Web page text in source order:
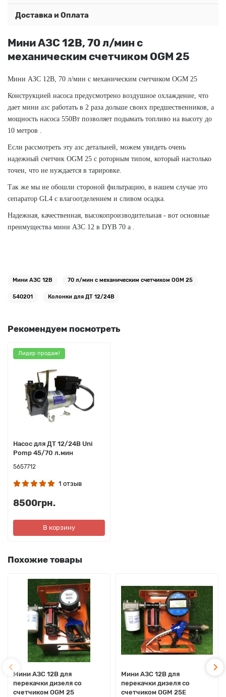
Доставка и Оплата
Мини АЗС 12В, 70 л/мин с
механическим счетчиком OGM 25
Мини АЗС 12В, 70 л/мин с механическим счетчиком OGM 25
Конструкцией насоса предусмотрено воздушное охлаждение, что
дает мини азс работать в 2 раза дольше своих предшественников, а
мощность насоса 550Вт позволяет подымать топливо на высоту до
10 метров .
Если рассмотреть эту азс детальней, можем увидеть очень
надежный счетчик OGM 25 c роторным типом, который настолько
точен, что не нуждается в тарировке.
Так же мы не обошли стороной фильтрацию, в нашем случае это
сепаратор GL4 с влагоотделением и сливом осадка.
Надежная, качественная, высокопроизводительная - вот основные
преимущества мини АЗС 12 в DYB 70 a .
Мини АЗС 12В 70 л/мин с механическим счетчиком OGM 25
540201 Колонки для ДТ 12/24В
Рекомендуем посмотреть
Лидер продаж!
Насос для ДТ 12/24В Uni
Pomp 45/70 л.мин
5657712
1 отзыв
8500грн.
В корзину
Похожие товары
Мини АЗС 12В для
перекачки дизеля со
счетчиком OGM 25
Мини АЗС 12В для
перекачки дизеля со
счетчиком OGM 25E